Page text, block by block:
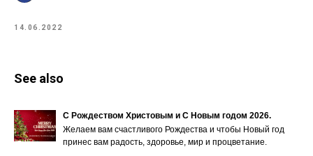
14.06.2022
See also
С Рождеством Христовым и С Новым годом 2026.
Желаем вам счастливого Рождества и чтобы Новый год
принес вам радость, здоровье, мир и процветание.